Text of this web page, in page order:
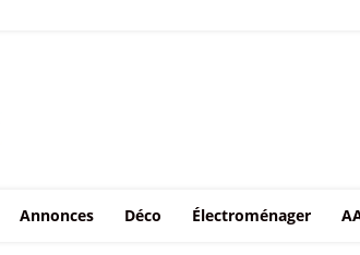
Annonces Déco Électroménager